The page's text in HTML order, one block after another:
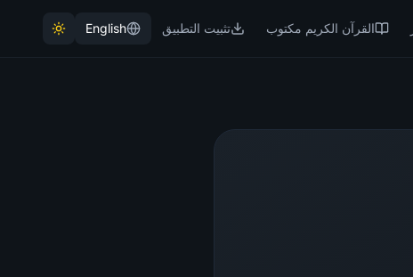
القرآن الكريم مكتوب تثبيت التطبيق English